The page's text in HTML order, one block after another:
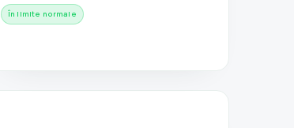
În limite normale